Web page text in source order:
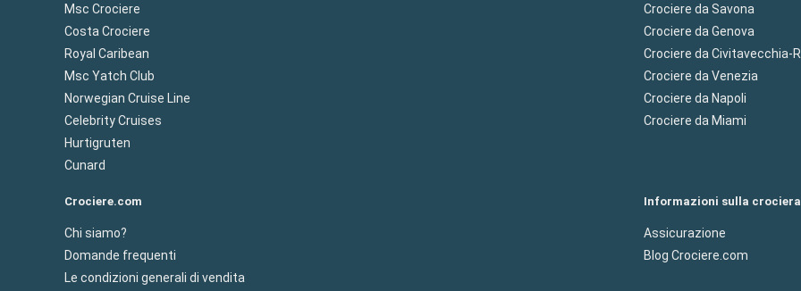
Msc Crociere
Costa Crociere
Royal Caribean
Msc Yatch Club
Norwegian Cruise Line
Celebrity Cruises
Hurtigruten
Cunard
Crociere da Savona
Crociere da Genova
Crociere da Civitavecchia-
Crociere da Venezia
Crociere da Napoli
Crociere da Miami
Crociere.com
Chi siamo?
Domande frequenti
Le condizioni generali di vendita
Informazioni sulla crociera
Assicurazione
Blog Crociere.com